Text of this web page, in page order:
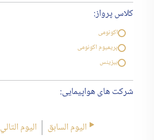
کلاس پرواز:
اکونومی
پریمیوم اکونومی
بیزینس
شرکت های هواپیمایی:
اليوم السابق اليوم التالي